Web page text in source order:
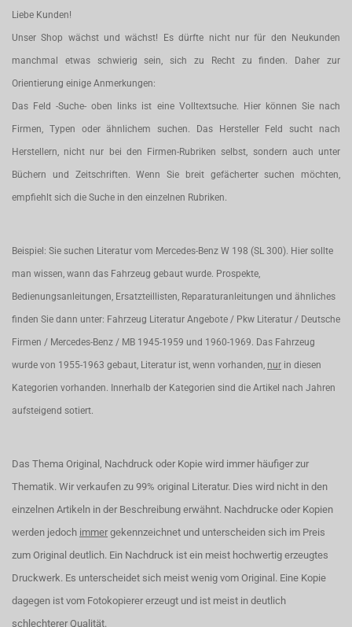
Liebe Kunden!
Unser Shop wächst und wächst! Es dürfte nicht nur für den Neukunden
manchmal etwas schwierig sein, sich zu Recht zu finden. Daher zur
Orientierung einige Anmerkungen:
Das Feld -Suche- oben links ist eine Volltextsuche. Hier können Sie nach
Firmen, Typen oder ähnlichem suchen. Das Hersteller Feld sucht nach
Herstellern, nicht nur bei den Firmen-Rubriken selbst, sondern auch unter
Büchern und Zeitschriften. Wenn Sie breit gefächerter suchen möchten,
empfiehlt sich die Suche in den einzelnen Rubriken.
Beispiel: Sie suchen Literatur vom Mercedes-Benz W 198 (SL 300). Hier sollte
man wissen, wann das Fahrzeug gebaut wurde. Prospekte,
Bedienungsanleitungen, Ersatzteillisten, Reparaturanleitungen und ähnliches
finden Sie dann unter: Fahrzeug Literatur Angebote / Pkw Literatur / Deutsche
Firmen / Mercedes-Benz / MB 1945-1959 und 1960-1969. Das Fahrzeug
wurde von 1955-1963 gebaut, Literatur ist, wenn vorhanden, nur in diesen
Kategorien vorhanden. Innerhalb der Kategorien sind die Artikel nach Jahren
aufsteigend sotiert.
Das Thema Original, Nachdruck oder Kopie wird immer häufiger zur
Thematik. Wir verkaufen zu 99% original Literatur. Dies wird nicht in den
einzelnen Artikeln in der Beschreibung erwähnt. Nachdrucke oder Kopien
werden jedoch immer gekennzeichnet und unterscheiden sich im Preis
zum Original deutlich. Ein Nachdruck ist ein meist hochwertig erzeugtes
Druckwerk. Es unterscheidet sich meist wenig vom Original. Eine Kopie
dagegen ist vom Fotokopierer erzeugt und ist meist in deutlich
schlechterer Qualität.